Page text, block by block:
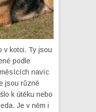
v kotci. Ty jsou
podle
navíc
jsou různě
k útěku nebo
Je v něm i